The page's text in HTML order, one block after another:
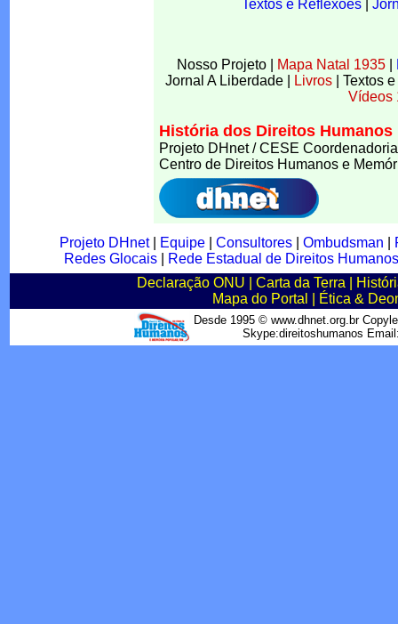
Textos e Reflexões
Nosso Projeto Mapa Natal 1935
Jornal A Liberdade
Livros| Textos
Vídeos
História dos Direitos Humanos
Projeto DHnet / CESE
Centro de Direitos Humanos e
Projeto DHnet| Equipe| Consultores| Ombudsman
Redes Glocais|
Rede Estadual de Direitos
Declaração ONU
Carta da Terra
Mapa do Portal
Ética &
Desde 1995 © www.dhnet.org.br
Skype:direitoshumanos